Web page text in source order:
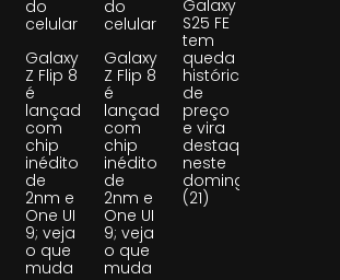
do
celular
Galaxy
Z Flip 8
é
lançado
com
chip
inédito
de
2nm e
One UI
9; veja
o que
muda
do
celular
Galaxy
Z Flip 8
é
lançado
com
chip
inédito
de
2nm e
One UI
9; veja
o que
muda
Galaxy
S25 FE
tem
queda
histórica
de
preço
e vira
destaque
neste
domingo
(21)